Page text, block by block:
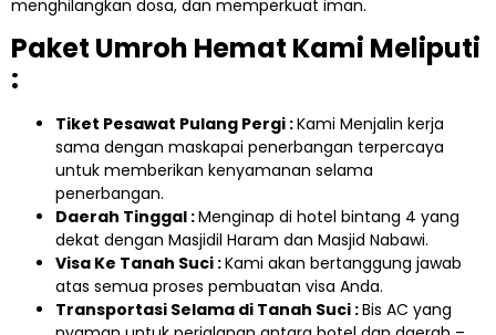
menghilangkan dosa, dan memperkuat iman.
Paket Umroh Hemat Kami Meliputi
:
Tiket Pesawat Pulang Pergi :Kami Menjalin kerja
sama dengan maskapai penerbangan terpercaya
untuk memberikan kenyamanan selama
penerbangan.
Daerah Tinggal :Menginap di hotel bintang 4 yang
dekat dengan Masjidil Haram dan Masjid Nabawi.
Visa Ke Tanah Suci :Kami akan bertanggung jawab
atas semua proses pembuatan visa Anda.
Transportasi Selama di Tanah Suci :Bis AC yang